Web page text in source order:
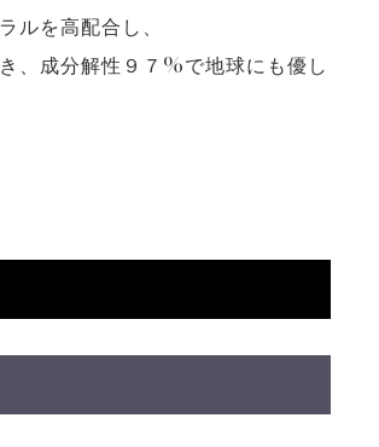
を高配合し、
、成分解性９７%で地球にも優し